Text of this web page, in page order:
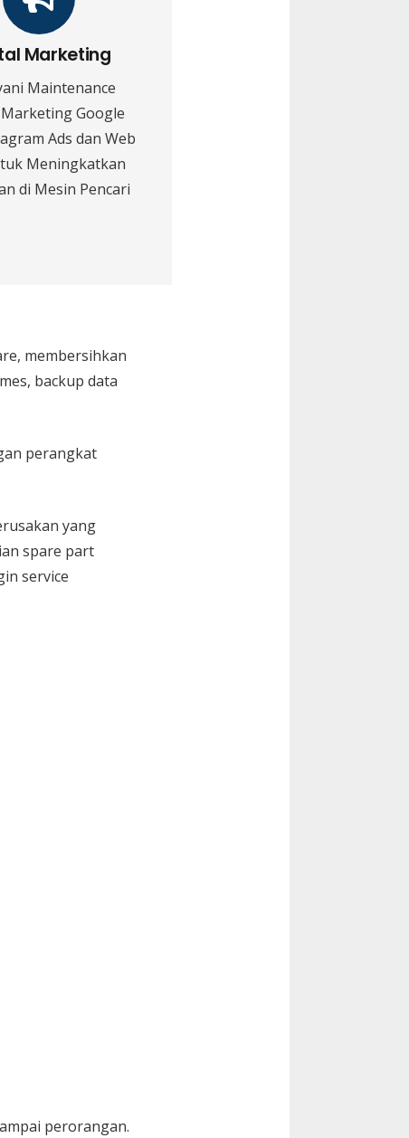
Marketing
Maintenance
Google
Ads dan Web
Meningkatkan
di Mesin Pencari
membersihkan
backup data
perangkat
yang
spare part
service
perorangan.